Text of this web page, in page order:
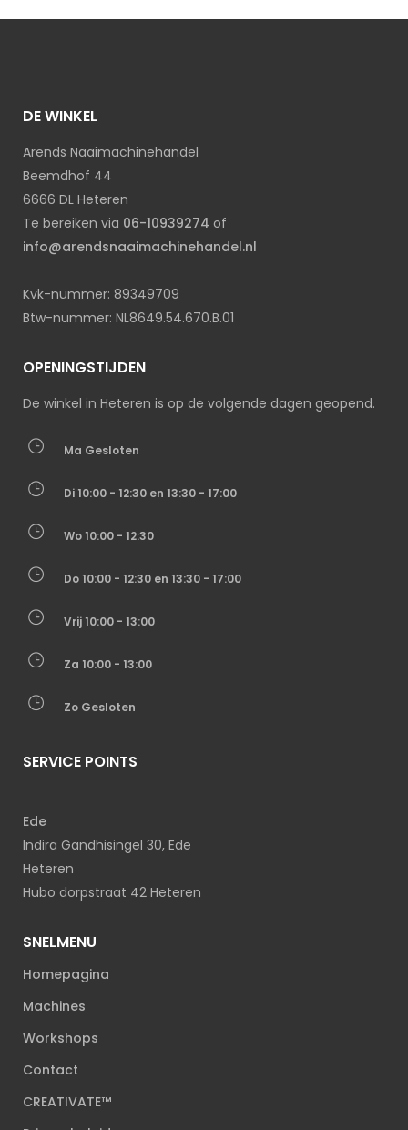
DE WINKEL
Arends Naaimachinehandel
Beemdhof 44
6666 DL Heteren
Te bereiken via 06-10939274 of
info@arendsnaaimachinehandel.nl
Kvk-nummer: 89349709
Btw-nummer: NL8649.54.670.B.01
OPENINGSTIJDEN
De winkel in Heteren is op de volgende dagen geopend.
Ma Gesloten
Di 10:00 - 12:30 en 13:30 - 17:00
Wo 10:00 - 12:30
Do 10:00 - 12:30 en 13:30 - 17:00
Vrij 10:00 - 13:00
Za 10:00 - 13:00
Zo Gesloten
SERVICE POINTS
Ede
Indira Gandhisingel 30, Ede
Heteren
Hubo dorpstraat 42 Heteren
SNELMENU
Homepagina
Machines
Workshops
Contact
CREATIVATE™